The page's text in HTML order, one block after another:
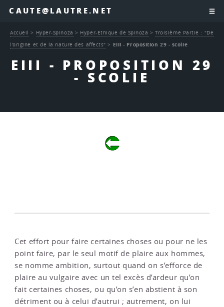
CAUTE@LAUTRE.NET
EIII - PROPOSITION 29
- SCOLIE
Accueil > Hyper-Spinoza > Hyper-Ethique de Spinoza >Troisième Partie : "De
l’origine et de la nature des affects" > EIII - Proposition 29 - scolie
Cet effort pour faire certaines choses ou pour ne les
point faire, par le seul motif de plaire aux hommes,
se nomme ambition, surtout quand on s’efforce de
plaire au vulgaire avec un tel excès d’ardeur qu’on
fait certaines choses, ou qu’on s’en abstient à son
détriment ou à celui d’autrui ; autrement, on lui